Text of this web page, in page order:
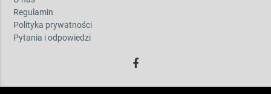
Regulamin
Polityka prywatności
Pytania i odpowiedzi